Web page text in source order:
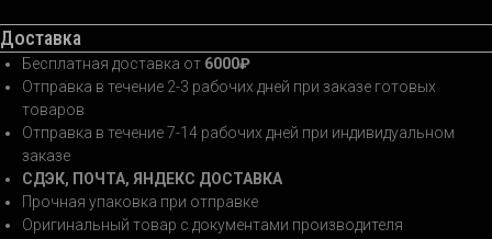
Доставка
Бесплатная доставка от 6000₽
Отправка в течение 2-3 рабочих дней при заказе готовых
товаров
Отправка в течение 7-14 рабочих дней при индивидуальном
заказе
СДЭК, ПОЧТА, ЯНДЕКС ДОСТАВКА
Прочная упаковка при отправке
Оригинальный товар с документами производителя